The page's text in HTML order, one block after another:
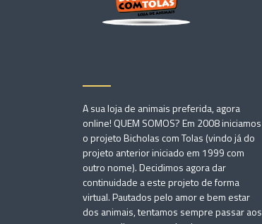
A sua loja de animais preferida, agora
online! QUEM SOMOS? Em 2008 iniciamos
o projeto Bicholas com Tolas (vindo já do
projeto anterior iniciado em 1999 com
outro nome). Decidimos agora dar
continuidade a este projeto de forma
virtual. Pautados pelo amor e bem estar
dos animais, tentamos sempre passar aos